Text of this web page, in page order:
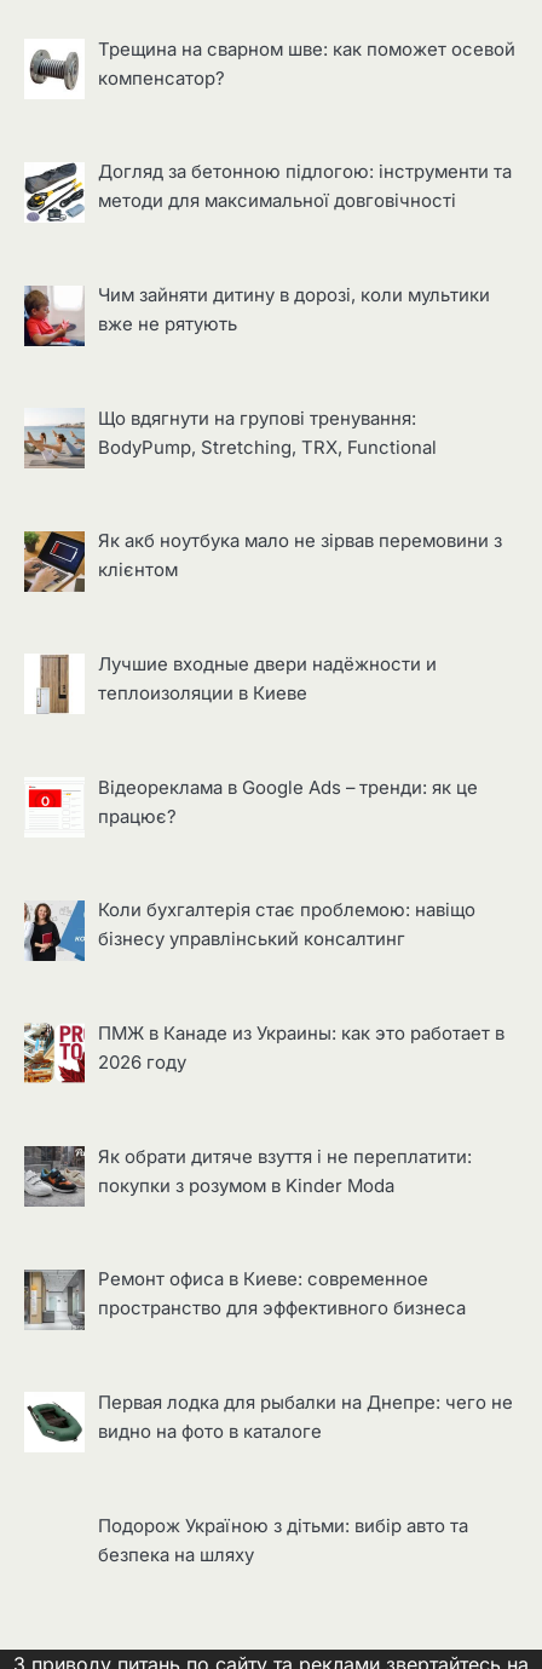
Трещина на сварном шве: как поможет осевой
компенсатор?
Догляд за бетонною підлогою: інструменти та
методи для максимальної довговічності
Чим зайняти дитину в дорозі, коли мультики
вже не рятують
Що вдягнути на групові тренування:
BodyPump, Stretching, TRX, Functional
Як акб ноутбука мало не зірвав перемовини з
клієнтом
Лучшие входные двери надёжности и
теплоизоляции в Киеве
Відеореклама в Google Ads – тренди: як це
працює?
Коли бухгалтерія стає проблемою: навіщо
бізнесу управлінський консалтинг
ПМЖ в Канаде из Украины: как это работает в
2026 году
Як обрати дитяче взуття і не переплатити:
покупки з розумом в Kinder Moda
Ремонт офиса в Киеве: современное
пространство для эффективного бизнеса
Первая лодка для рыбалки на Днепре: чего не
видно на фото в каталоге
Подорож Україною з дітьми: вибір авто та
безпека на шляху